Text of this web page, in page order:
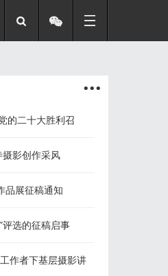
...
的二十大胜利召
影创作采风
品展征稿通知
评选的征稿启事
作者下基层摄影讲